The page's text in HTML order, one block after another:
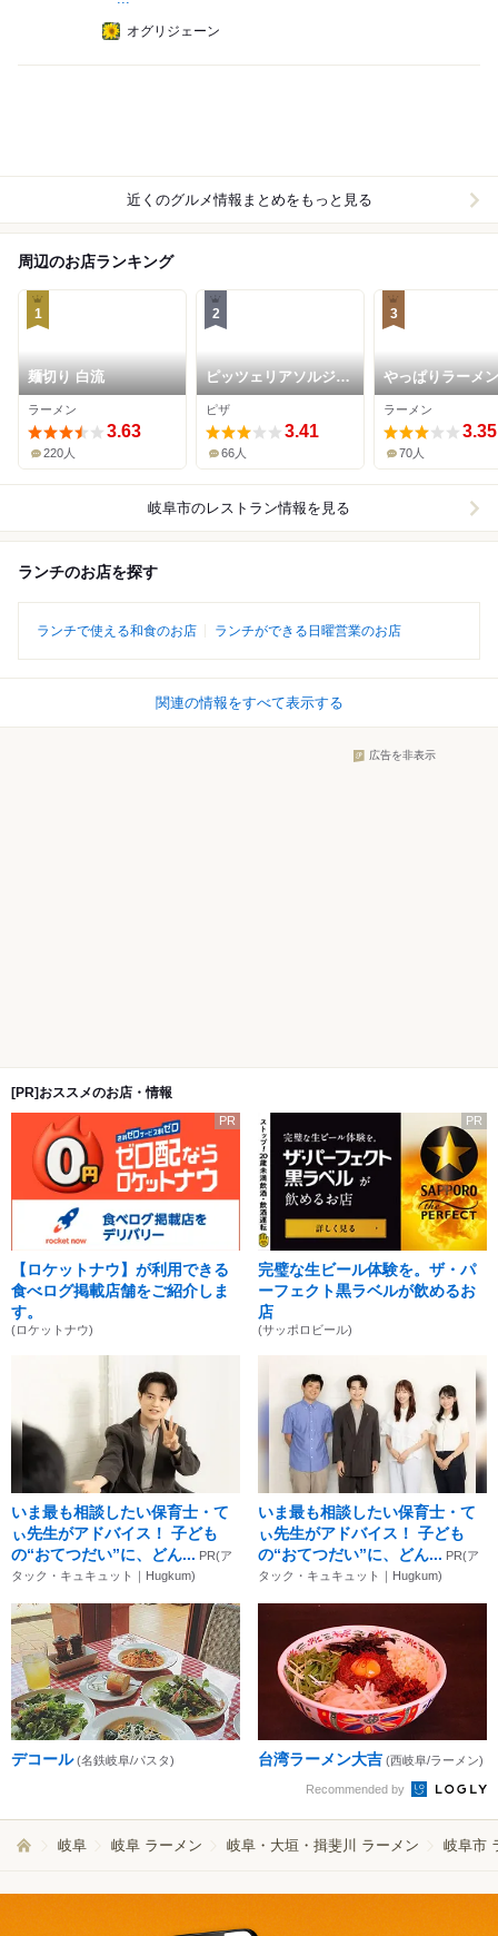
オグリジェーン
近くのグルメ情報まとめをもっと見る
周辺のお店ランキング
1
麺切り 白流
ラーメン
3.63
220人
2
ピッツェリアソルジェ
ンテ
ピザ
3.41
66人
3
やっぱりラーメ
ラーメン
3.35
70人
岐阜市のレストラン情報を見る
ランチのお店を探す
ランチで使える和食のお店 ランチができる日曜営業のお店
関連の情報をすべて表示する
広告を非表示
[PR]おススメのお店・情報
PR
【ロケットナウ】が利用できる
食べログ掲載店舗をご紹介しま
す。
(ロケットナウ)
PR
完璧な生ビール体験を。ザ・パ
ーフェクト黒ラベルが飲めるお
店
(サッポロビール)
いま最も相談したい保育士・て
ぃ先生がアドバイス！ 子ども
の“おてつだい”に、どん... PR(ア
タック・キュキュット｜Hugkum)
いま最も相談したい保育士・て
ぃ先生がアドバイス！ 子ども
の“おてつだい”に、どん... PR(ア
タック・キュキュット｜Hugkum)
デコール (名鉄岐阜/パスタ) 台湾ラーメン大吉 (西岐阜/ラーメン)
Recommended by
岐阜 岐阜 ラーメン 岐阜・大垣・揖斐川 ラーメン 岐阜市